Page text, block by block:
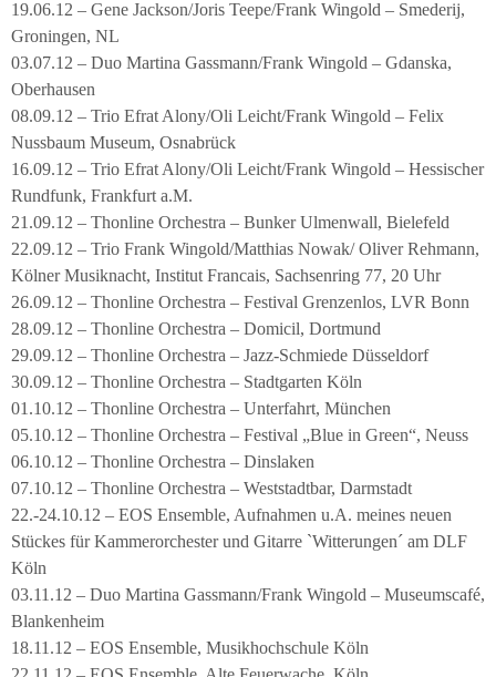
19.06.12 – Gene Jackson/Joris Teepe/Frank Wingold – Smederij,
Groningen, NL
03.07.12 – Duo Martina Gassmann/Frank Wingold – Gdanska,
Oberhausen
08.09.12 – Trio Efrat Alony/Oli Leicht/Frank Wingold – Felix
Nussbaum Museum, Osnabrück
16.09.12 – Trio Efrat Alony/Oli Leicht/Frank Wingold – Hessischer
Rundfunk, Frankfurt a.M.
21.09.12 – Thonline Orchestra – Bunker Ulmenwall, Bielefeld
22.09.12 – Trio Frank Wingold/Matthias Nowak/ Oliver Rehmann,
Kölner Musiknacht, Institut Francais, Sachsenring 77, 20 Uhr
26.09.12 – Thonline Orchestra – Festival Grenzenlos, LVR Bonn
28.09.12 – Thonline Orchestra – Domicil, Dortmund
29.09.12 – Thonline Orchestra – Jazz-Schmiede Düsseldorf
30.09.12 – Thonline Orchestra – Stadtgarten Köln
01.10.12 – Thonline Orchestra – Unterfahrt, München
05.10.12 – Thonline Orchestra – Festival „Blue in Green“, Neuss
06.10.12 – Thonline Orchestra – Dinslaken
07.10.12 – Thonline Orchestra – Weststadtbar, Darmstadt
22.-24.10.12 – EOS Ensemble, Aufnahmen u.A. meines neuen
Stückes für Kammerorchester und Gitarre `Witterungen´ am DLF
Köln
03.11.12 – Duo Martina Gassmann/Frank Wingold – Museumscafé,
Blankenheim
18.11.12 – EOS Ensemble, Musikhochschule Köln